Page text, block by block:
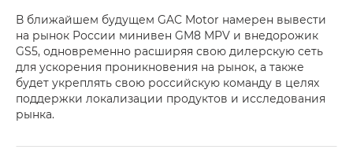
В ближайшем будущем GAC Motor намерен вывести
на рынок России минивен GM8 MPV и внедорожик
GS5, одновременно расширяя свою дилерскую сеть
для ускорения проникновения на рынок, а также
будет укреплять свою российскую команду в целях
поддержки локализации продуктов и исследования
рынка.